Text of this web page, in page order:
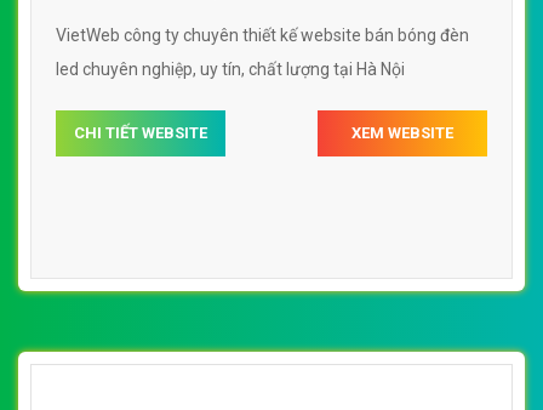
VietWeb công ty chuyên thiết kế website bán bóng đèn
led chuyên nghiệp, uy tín, chất lượng tại Hà Nội
CHI TIẾT WEBSITE XEM WEBSITE